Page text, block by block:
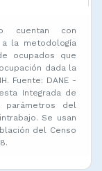
cuentan con
la metodología
ocupados que
dada la
Fuente: DANE -
Integrada de
parámetros del
Se usan
del Censo